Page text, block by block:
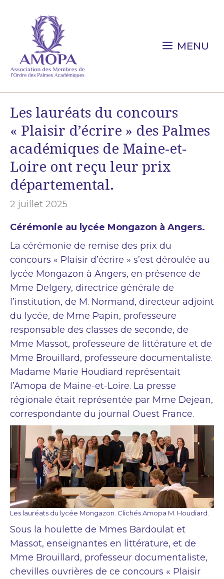
contenu
MENU
Les lauréats du concours
« Plaisir d’écrire » des Palmes
académiques de Maine-et-
Loire ont reçu leur prix
départemental.
2 juillet 2025
Cérémonie au lycée Mongazon à Angers.
La cérémonie de remise des prix du
concours « Plaisir d’écrire » s’est déroulée au
lycée Mongazon à Angers, en présence de
Mme Delgery, directrice générale de
l’institution, de M. Normand, directeur adjoint
du lycée, de Mme Papin, professeure
responsable des classes de seconde, de
Mme Massot, professeure de littérature et de
Mme Brouillard, professeure documentaliste.
Madame Marie Houdiard représentait
l’Amopa de Maine-et-Loire. La presse
régionale était représentée par Mme Dejean,
correspondante du journal Ouest France.
Les lauréats du lycée Mongazon. Clichés Amopa M. Houdiard.
Sous la houlette de Mmes Bardoulat et
Massot, enseignantes en littérature, et de
Mme Brouillard, professeur documentaliste,
chevilles ouvrières de ce concours « Plaisir